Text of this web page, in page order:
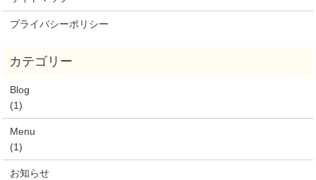
プライバシーポリシー
Blog
(1)
Menu
(1)
お知らせ